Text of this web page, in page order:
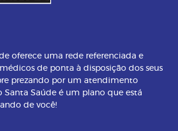
oferece uma rede referenciada e
de ponta à disposição dos seus
prezando por um atendimento
Santa Saúde é um plano que está
de você!